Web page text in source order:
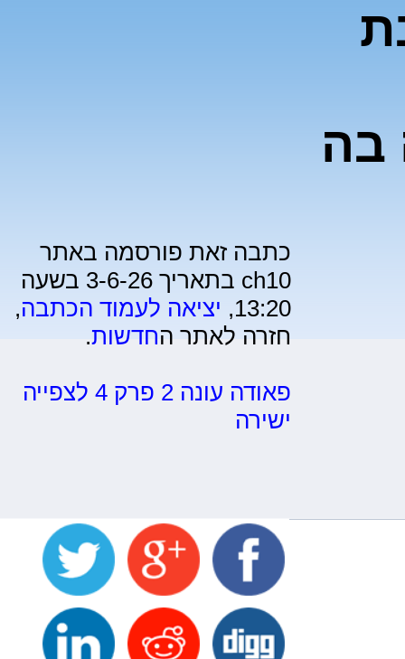
בה
כתבה זאת פורסמה באתר
ch10 בתאריך 3-6-26 בשעה
13:20, יציאה לעמוד הכתבה,
חזרה לאתר החדשות.
פאודה עונה 2 פרק 4 לצפייה
ישירה